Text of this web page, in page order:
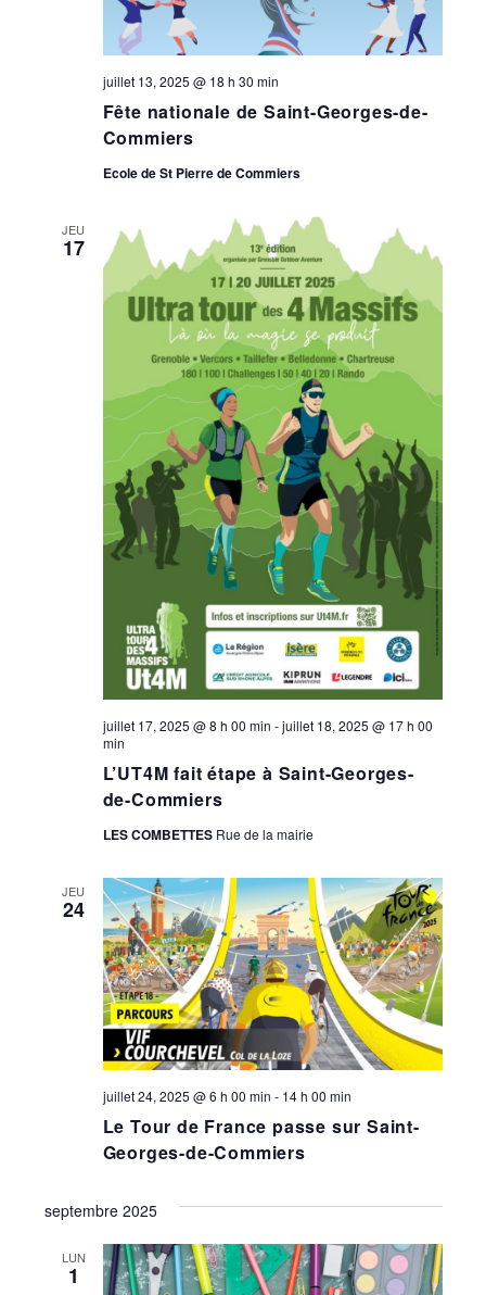
Fête nationale de Saint-Georges-de-
Commiers
juillet 13, 2025 @ 18 h 30 min
Ecole de St Pierre de Commiers
JEU
17
L’UT4M fait étape à Saint-Georges-
de-Commiers
juillet 17, 2025 @ 8 h 00 min -juillet 18, 2025 @ 17 h 00
min
LES COMBETTES Rue de la mairie
JEU
24
Le Tour de France passe sur Saint-
Georges-de-Commiers
juillet 24, 2025 @ 6 h 00 min - 14 h 00 min
septembre 2025
LUN
1